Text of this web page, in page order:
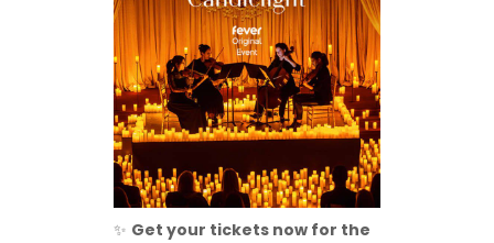
✨ Get your tickets now for the